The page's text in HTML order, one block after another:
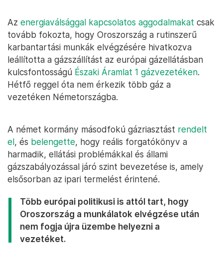
Az energiaválsággal kapcsolatos aggodalmakat csak
tovább fokozta, hogy Oroszország a rutinszerű
karbantartási munkák elvégzésére hivatkozva
leállította a gázszállítást az európai gázellátásban
kulcsfontosságú Északi Áramlat 1 gázvezetéken.
Hétfő reggel óta nem érkezik több gáz a
vezetéken Németországba.
A német kormány másodfokú gázriasztást rendelt
el, és belengette, hogy reális forgatókönyv a
harmadik, ellátási problémákkal és állami
gázszabályozással járó szint bevezetése is, amely
elsősorban az ipari termelést érintené.
Több európai politikusi is attól tart, hogy
Oroszország a munkálatok elvégzése után
nem fogja újra üzembe helyezni a
vezetéket.